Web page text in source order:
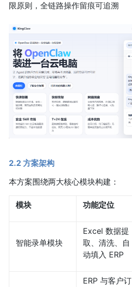
限原则，全链路操作留痕可追溯
2.2 方案架构
本方案围绕两大核心模块构建：
模块 功能定位
智能录单模块
Excel 数据提
取、清洗、自
动填入 ERP
ERP 与客户订